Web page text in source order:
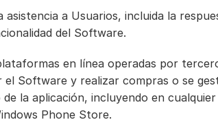
asistencia a Usuarios, incluida la
del Software.
en línea operadas por
el Software y realizar compras o se
la aplicación, incluyendo en
Phone Store.